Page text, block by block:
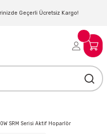
Geçerli Ücretsiz Kargo!